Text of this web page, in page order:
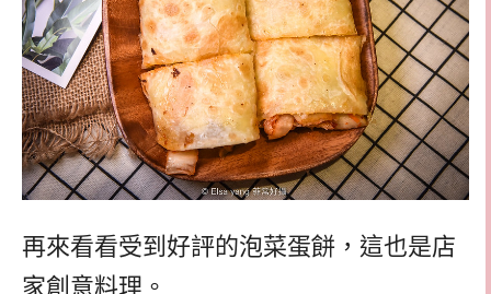
再來看看受到好評的泡菜蛋餅，這也是店
家創意料理。